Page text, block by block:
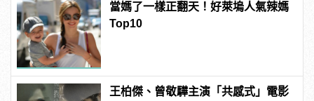
當媽了一樣正翻天！好萊塢人氣辣媽
Top10
王柏傑、曾敬驊主演「共感式」電影